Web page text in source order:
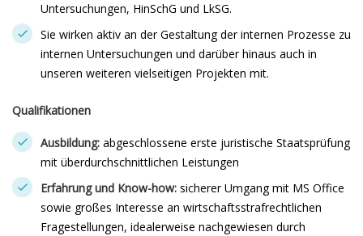
Untersuchungen, HinSchG und LkSG.
Sie wirken aktiv an der Gestaltung der internen Prozesse zu
internen Untersuchungen und darüber hinaus auch in
unseren weiteren vielseitigen Projekten mit.
Qualifikationen
Ausbildung: abgeschlossene erste juristische Staatsprüfung
mit überdurchschnittlichen Leistungen
Erfahrung und Know-how: sicherer Umgang mit MS Office
sowie großes Interesse an wirtschaftsstrafrechtlichen
Fragestellungen, idealerweise nachgewiesen durch